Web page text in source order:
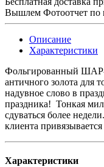
Вышлем Фотоотчет по
Описание
Характеристики
Фольгированный
античного золота для
надувное слово в
праздника! Тонкая
сдуваться более
клиента привязывается
Характеристики